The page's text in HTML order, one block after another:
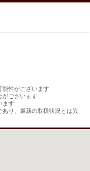
能性がございます
がございます
ます
り、最新の取扱状況とは異